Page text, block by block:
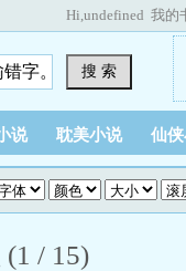
Hi,undefined 我的
搜 索
说 耽美小说 仙
/ 15)